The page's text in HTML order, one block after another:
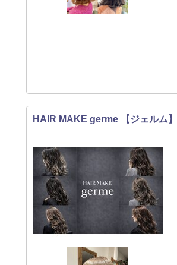
HAIR MAKE germe 【ジェルム】